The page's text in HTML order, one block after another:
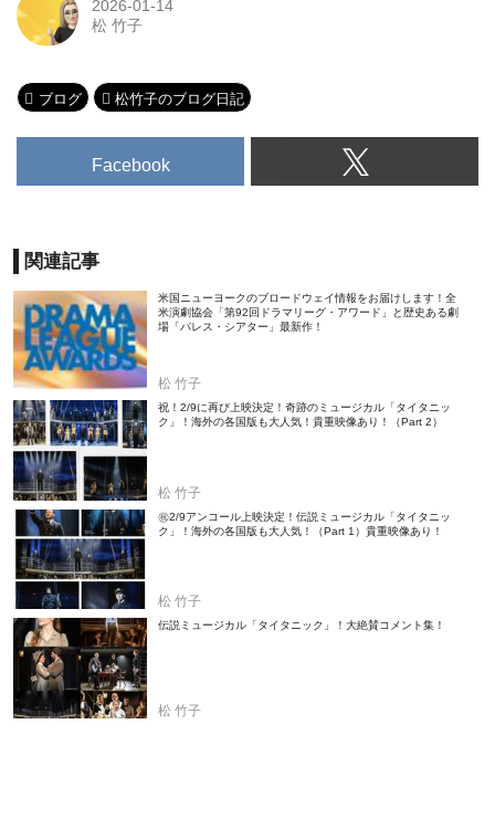
2026-01-14
松 竹子
ブログ 松竹子のブログ日記
Facebook
関連記事
米国ニューヨークのブロードウェイ情報をお届けします！全
米演劇協会「第92回ドラマリーグ・アワード」と歴史ある劇
場「パレス・シアター」最新作！
松 竹子
祝！2/9に再び上映決定！奇跡のミュージカル「タイタニッ
ク」！海外の各国版も大人気！貴重映像あり！（Part 2）
松 竹子
㊗2/9アンコール上映決定！伝説ミュージカル「タイタニッ
ク」！海外の各国版も大人気！（Part 1）貴重映像あり！
松 竹子
伝説ミュージカル「タイタニック」！大絶賛コメント集！
松 竹子